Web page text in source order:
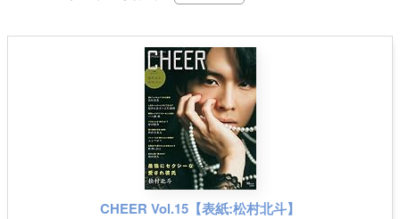
CHEER Vol.15【表紙:松村北斗】